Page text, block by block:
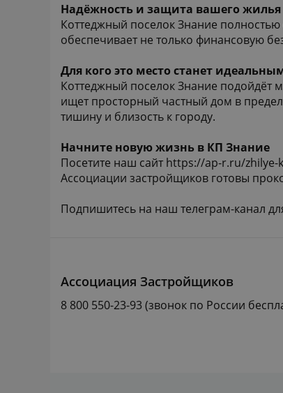
Надёжность и защита вашего жилья
Коттеджный поселок Знание полностью
обеспечивает не только финансовую
Для кого это место станет
Коттеджный поселок Знание подойдёт
ищет просторный частный дом в
тишину и близость к городу.
Начните новую жизнь в КП Знание
Посетите наш сайт https://ap-r.ru/zhilye-
Ассоциации застройщиков готовы
Подпишитесь на наш телеграм-канал
Ассоциация Застройщиков
8 800 550-23-93 (звонок по России